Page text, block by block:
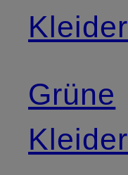
Kleider
Grüne
Kleider